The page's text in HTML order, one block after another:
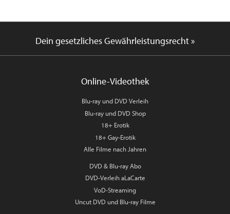
Dein gesetzliches Gewährleistungsrecht »
Online-Videothek
Blu-ray und DVD Verleih
Blu-ray und DVD Shop
18+ Erotik
18+ Gay-Erotik
Alle Filme nach Jahren
DVD & Blu-ray Abo
DVD-Verleih aLaCarte
VoD-Streaming
Uncut DVD und Blu-ray Filme